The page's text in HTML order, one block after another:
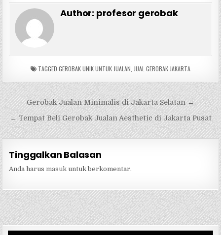
Author: profesor gerobak
TAGGED GEROBAK UNIK UNTUK JUALAN JUAL GEROBAK JAKARTA
Navigasi
pos
Gerobak Jualan Minimalis di Jakarta Selatan →
← Tempat Beli Gerobak Jualan Aesthetic di Jakarta Pusat
Tinggalkan Balasan
Anda harusmasuk untuk berkomentar.